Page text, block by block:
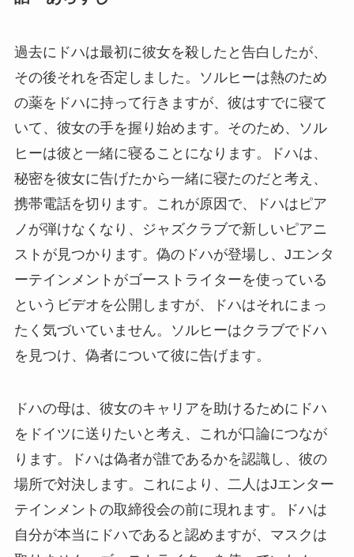
過去にドハは最初に彼女を殺したと告白したが、
その後それを否定しました。ソルヒーは熱のため
の薬をドハに持って行きますが、彼はすでに寝て
いて、彼女の手を握り始めます。そのため、ソル
ヒーは彼と一緒に寝ることになります。ドハは、
秘密を彼女に告げたから一緒に寝たのだと考え、
携帯電話を切ります。これが原因で、ドハはピア
ノが弾けなくなり、ジャズクラブで新しいピアニ
ストが見つかります。偽のドハが登場し、Jエンタ
ーテインメントがゴーストライターを使っている
というビデオを公開しますが、ドハはそれにまっ
たく気づいていません。ソルヒーはクラブでドハ
を見つけ、偽者について彼に告げます。
ドハの母は、彼女のキャリアを助けるためにドハ
をドイツに送りたいと考え、これが口論につなが
ります。ドハは偽者が誰であるかを認識し、彼の
場所で対決します。これにより、二人はJエンター
テインメントの取締役会の前に現れます。ドハは
自分が本当にドハであると認めますが、マスクは